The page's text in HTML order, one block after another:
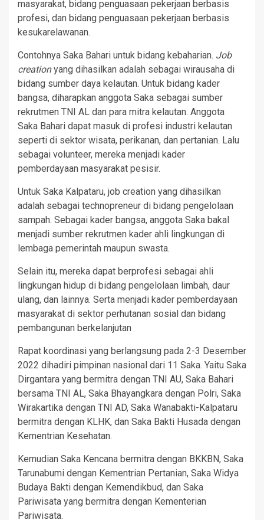
masyarakat, bidang penguasaan pekerjaan berbasis
profesi, dan bidang penguasaan pekerjaan berbasis
kesukarelawanan.
Contohnya Saka Bahari untuk bidang kebaharian. Job
creationyang dihasilkan adalah sebagai wirausaha di
bidang sumber daya kelautan. Untuk bidang kader
bangsa, diharapkan anggota Saka sebagai sumber
rekrutmen TNI AL dan para mitra kelautan. Anggota
Saka Bahari dapat masuk di profesi industri kelautan
seperti di sektor wisata, perikanan, dan pertanian. Lalu
sebagai volunteer, mereka menjadi kader
pemberdayaan masyarakat pesisir.
Untuk Saka Kalpataru, job creation yang dihasilkan
adalah sebagai technopreneur di bidang pengelolaan
sampah. Sebagai kader bangsa, anggota Saka bakal
menjadi sumber rekrutmen kader ahli lingkungan di
lembaga pemerintah maupun swasta.
Selain itu, mereka dapat berprofesi sebagai ahli
lingkungan hidup di bidang pengelolaan limbah, daur
ulang, dan lainnya. Serta menjadi kader pemberdayaan
masyarakat di sektor perhutanan sosial dan bidang
pembangunan berkelanjutan
Rapat koordinasi yang berlangsung pada 2-3 Desember
2022 dihadiri pimpinan nasional dari 11 Saka. Yaitu Saka
Dirgantara yang bermitra dengan TNI AU, Saka Bahari
bersama TNI AL, Saka Bhayangkara dengan Polri, Saka
Wirakartika dengan TNI AD, Saka Wanabakti-Kalpataru
bermitra dengan KLHK, dan Saka Bakti Husada dengan
Kementrian Kesehatan.
Kemudian Saka Kencana bermitra dengan BKKBN, Saka
Tarunabumi dengan Kementrian Pertanian, Saka Widya
Budaya Bakti dengan Kemendikbud, dan Saka
Pariwisata yang bermitra dengan Kementerian
Pariwisata.